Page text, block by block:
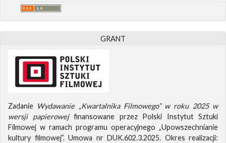
GRANT
Zadanie Wydawanie „Kwartalnika Filmowego” w roku 2025 w
wersji papierowejfinansowane przez Polski Instytut Sztuki
Filmowej w ramach programu operacyjnego „Upowszechnianie
kultury filmowej”. Umowa nr DUK.602.3.2025. Okres realizacji: